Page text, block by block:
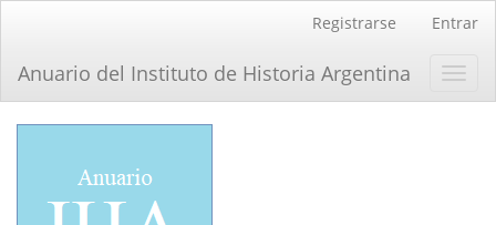
principal
Barra
lateral
Registrarse Entrar
Anuario del Instituto de Historia Argentina